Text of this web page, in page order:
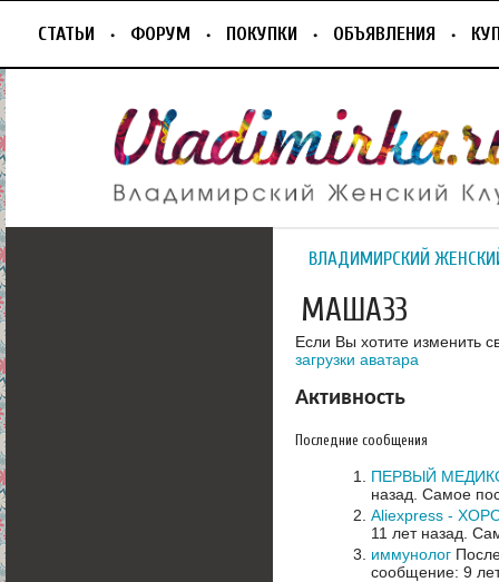
СТАТЬИ ФОРУМ ПОКУПКИ ОБЪЯВЛЕНИЯ
ВЛАДИМИРСКИЙ
МАША33
Если Вы хотите изменить
загрузки аватара
Активность
Последние сообщения
ПЕРВЫЙ
назад. Самое
Aliexpress -
11 лет назад.
иммунолог
сообщение: 9